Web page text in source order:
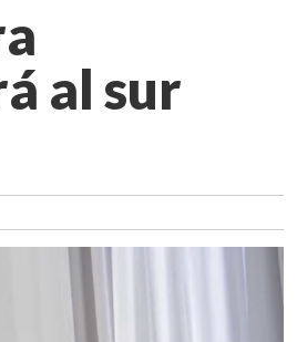
al sur